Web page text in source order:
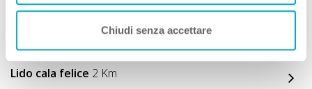
Chiudi senza accettare
Spiagge A DOG nei Dintorni
Lido cala felice 2 Km